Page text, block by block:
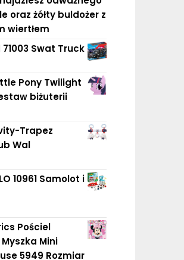
oraz żółty buldożer z
wiertłem
Swat Truck
Pony Twilight
biżuterii
Trapez
Wal
10961 Samolot i
Pościel
Mini
5949 Rozmiar